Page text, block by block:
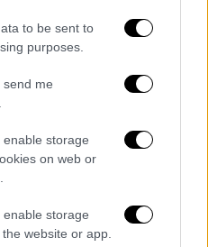
to be sent to
purposes.
send me
storage
on web or
storage
website or app.
να είναι όμορφο;
θέλει ξάπλες
(με δοκιμαστικό
στον ξυλόφουρνο),
και πάλι απ' την
στο